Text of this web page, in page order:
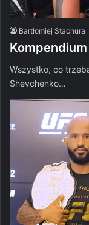
Bartłomiej Stachura
Wszystko, co
Shevchenko…